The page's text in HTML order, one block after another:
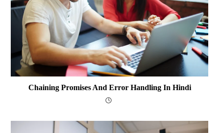
Chaining Promises And Error Handling In Hindi